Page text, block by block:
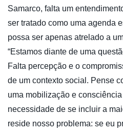
Samarco, falta um
ser tratado como uma agenda
possa ser apenas atrelado a
“Estamos diante de uma
Falta percepção e o
de um contexto social. Pense
uma mobilização e
necessidade de se incluir a
reside nosso problema: se eu